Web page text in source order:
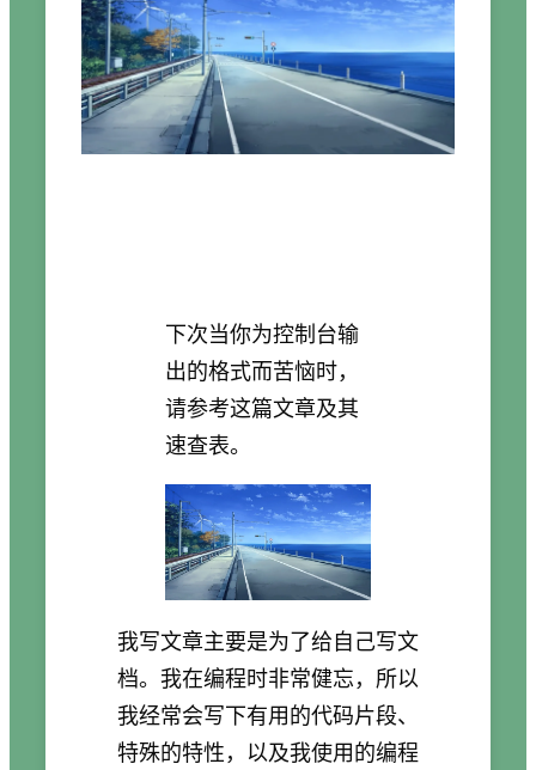
下次当你为控制台输
出的格式而苦恼时，
请参考这篇文章及其
速查表。
我写文章主要是为了给自己写文
档。我在编程时非常健忘，所以
我经常会写下有用的代码片段、
特殊的特性，以及我使用的编程